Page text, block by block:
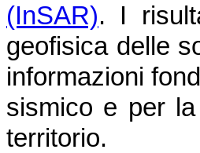
(InSAR). I
geofisica delle
informazioni
sismico e per
territorio.